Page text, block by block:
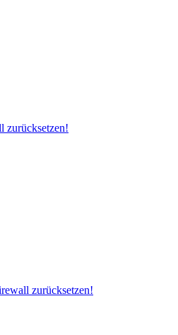
zurücksetzen!
zurücksetzen!